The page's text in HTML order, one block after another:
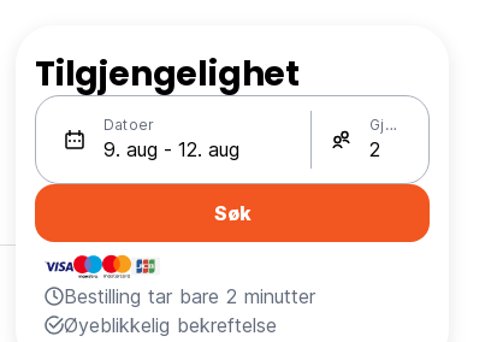
Tilgjengelighet
Datoer Gjester
Søk
Bestilling tar bare 2 minutter
Øyeblikkelig bekreftelse